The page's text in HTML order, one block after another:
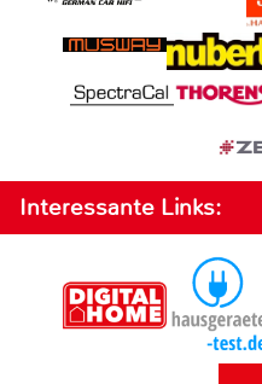
Interessante Links: